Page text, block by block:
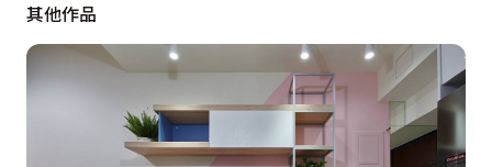
都以玻璃材質為主，讓每個空間區域間的光源都能互相流
通有無，不致形成陰暗的角落。線條美學表現在電視牆、
吧臺天花板等，左右兩側電視櫃收納機能豐渥，採不對稱
線條的勾勒，視覺上較不呆板，與整體空間調性相呼應，
進而突顯出現代風格。吧臺上方的線條與光條間的流竄造
其他作品